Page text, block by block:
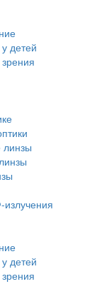
детей
линзы
излучения
детей